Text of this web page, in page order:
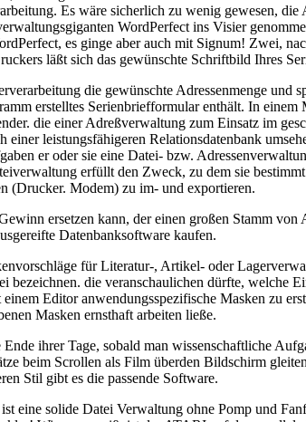
Es wäre sicherlich zu wenig gewesen,
WordPerfect ins Visier
es ginge aber auch mit Signum! Zwei,
läßt sich das gewünschte Schriftbild Ihres
die gewünschte Adressenmenge und
erstelltes Serienbriefformular enthält. In
die einer Adreßverwaltung zum Einsatz im
einer leistungsfähigeren Relationsdatenbank
er oder sie eine Datei- bzw.
erfüllt den Zweck, zu dem sie
(Drucker. Modem) zu im- und exportieren.
ersetzen kann, der einen großen Stamm
Datenbanksoftware kaufen.
für Literatur-, Artikel- oder
bezeichnen. die veranschaulichen dürfte,
Editor anwendungsspezifische Masken zu
Masken ernsthaft arbeiten ließe.
ihrer Tage, sobald man wissenschaftliche
beim Scrollen als Film überden Bildschirm
Stil gibt es die passende Software.
eine solide Datei Verwaltung ohne Pomp und